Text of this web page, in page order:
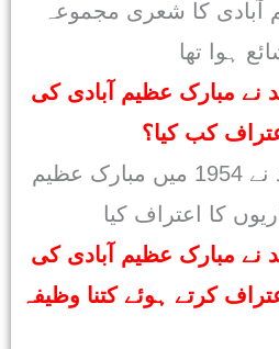
کا شعری مجموعہ
مبارک عظیم آبادی کی
کب کیا؟
جواب – حکومت ہند نے 1954 میں مبارک عظیم
کا اعتراف کیا
مبارک عظیم آبادی کی
کرتے ہوئے کتنا وظیفہ